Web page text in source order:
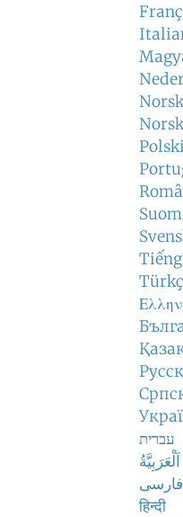
Polski
עברית
اَلْعَرَبِيَّةُ
فارسی
हिन्दी